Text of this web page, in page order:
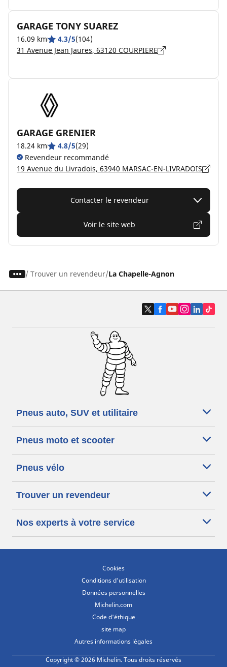
GARAGE TONY SUAREZ
16.09 km 4.3/5(104)
31 Avenue Jean Jaures, 63120 COURPIERE
GARAGE GRENIER
18.24 km 4.8/5(29)
Revendeur recommandé
19 Avenue du Livradois, 63940 MARSAC-EN-LIVRADOIS
Contacter le revendeur
Voir le site web
/ Trouver un revendeur La Chapelle-Agnon
Pneus auto, SUV et utilitaire
Pneus moto et scooter
Pneus vélo
Trouver un revendeur
Nos experts à votre service
Cookies
Conditions d'utilisation
Données personnelles
Michelin.com
Code d'éthique
site map
Autres informations légales
Copyright © 2026 Michelin. Tous droits réservés